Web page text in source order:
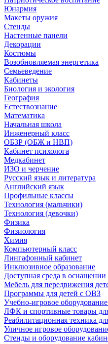
Юнармия
Макеты оружия
Стенды
Настенные панели
Декорации
Костюмы
Возобновляемая энергетика
Семьеведение
Кабинеты
Биология и экология
География
Естествознание
Математика
Начальная школа
Инженерный класс
ОБЗР (ОБЖ и НВП)
Кабинет психолога
Медкабинет
ИЗО и черчение
Русский язык и литература
Английский язык
Профильные классы
Технология (мальчики)
Технология (девочки)
Физика
Физиология
Химия
Компьютерный класс
Лингафонный кабинет
Инклюзивное образование
Доступная среда в
Мебель для передвижения
Программы для детей с ОВЗ
Учебно-игровое
ЛФК и спортивные товары
Реабилитационная техника
Уличное игровое
Стенды и оборудование